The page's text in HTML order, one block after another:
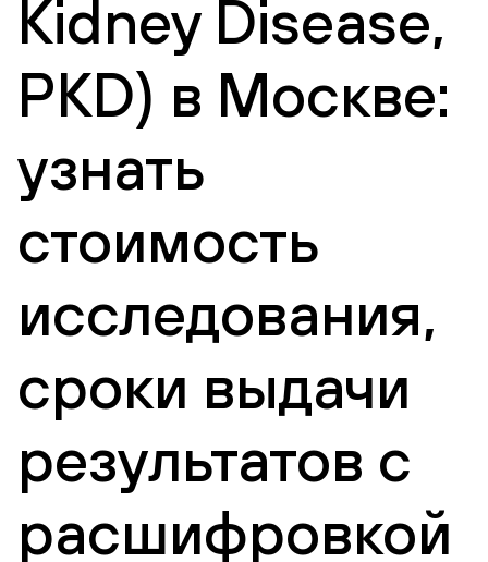
Kidney Disease,
PKD) в Москве:
узнать
стоимость
исследования,
сроки выдачи
результатов с
расшифровкой